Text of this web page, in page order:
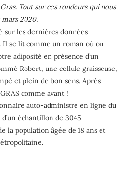
Tout sur ces rondeurs qui nous
2020.
sur les dernières données
Il se lit comme un roman où on
adiposité en présence d’un
Robert, une cellule graisseuse,
et plein de bon sens. Après
comme avant !
auto-administré en ligne du
échantillon de 3045
la population âgée de 18 ans et